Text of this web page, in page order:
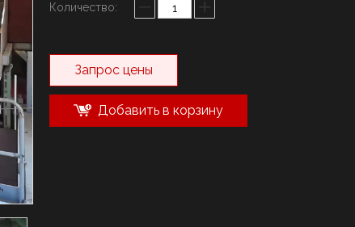
Количество:
Запрос цены
Добавить в корзину